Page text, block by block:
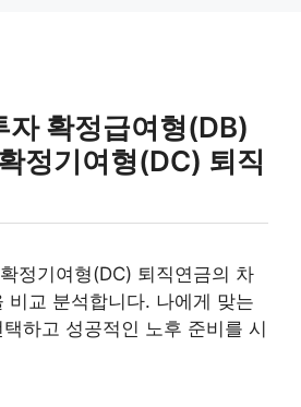
자 확정급여형(DB)
정기여형(DC) 퇴직
정기여형(DC) 퇴직연금의 차
비교 분석합니다. 나에게 맞는
하고 성공적인 노후 준비를 시